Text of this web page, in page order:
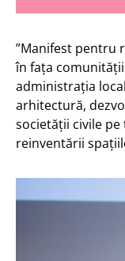
”Manifest pentru
în fața
administrația
arhitectură,
societății civile
reinventării